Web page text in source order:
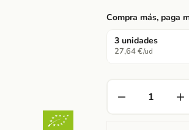
Compra más, paga
3 unidades
27,64 €/ud